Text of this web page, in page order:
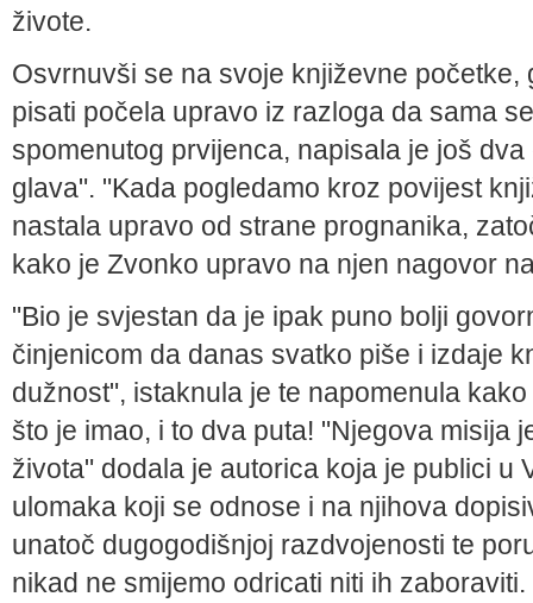
živote.
Osvrnuvši se na svoje književne
pisati počela upravo iz razloga da sama
spomenutog prvijenca, napisala je još
glava". "Kada pogledamo kroz povijest
nastala upravo od strane prognanika,
kako je Zvonko upravo na njen nagovor
"Bio je svjestan da je ipak puno bolji
činjenicom da danas svatko piše i izdaje
dužnost", istaknula je te napomenula
što je imao, i to dva puta! "Njegova misija
života" dodala je autorica koja je publici u
ulomaka koji se odnose i na njihova
unatoč dugogodišnjoj razdvojenosti te
nikad ne smijemo odricati niti ih zaboraviti.